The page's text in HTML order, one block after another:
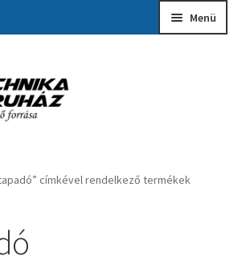
Menü
feltételek
címkével rendelkező termékek